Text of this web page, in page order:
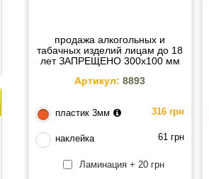
продажа алкогольных и
табачных изделий лицам до 18
лет ЗАПРЕЩЕНО 300х100 мм
Артикул: 8893
пластик 3мм 316 грн
наклейка 61 грн
Ламинация + 20 грн